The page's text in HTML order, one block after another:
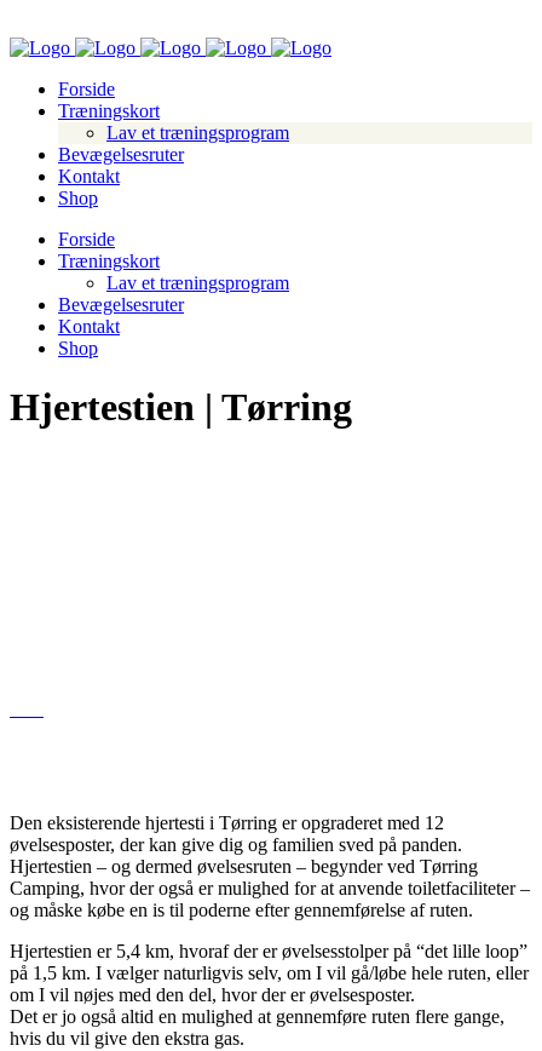
Forside
Træningskort
Lav et træningsprogram
Bevægelsesruter
Kontakt
Shop
Forside
Træningskort
Lav et træningsprogram
Bevægelsesruter
Kontakt
Shop
Hjertestien | Tørring
Den eksisterende hjertesti i Tørring er opgraderet med 12
øvelsesposter, der kan give dig og familien sved på panden.
Hjertestien – og dermed øvelsesruten – begynder ved Tørring
Camping, hvor der også er mulighed for at anvende toiletfaciliteter –
og måske købe en is til poderne efter gennemførelse af ruten.
Hjertestien er 5,4 km, hvoraf der er øvelsesstolper på “det lille loop”
på 1,5 km. I vælger naturligvis selv, om I vil gå/løbe hele ruten, eller
om I vil nøjes med den del, hvor der er øvelsesposter.
Det er jo også altid en mulighed at gennemføre ruten flere gange,
hvis du vil give den ekstra gas.